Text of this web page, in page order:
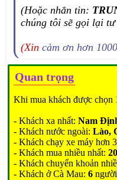
(Hoặc nhắn tin:
chúng tôi sẽ gọi lại
(Xincảm ơn hơn
Quan trọng
Khi mua khách được chọn
- Khách xa nhất:Nam
- Khách nước ngoài:Lào,
- Khách chạy xe máy hơn
- Khách mua nhiều nhất:20
- Khách chuyển khoản
- Khách ở Cà Mau:6 người